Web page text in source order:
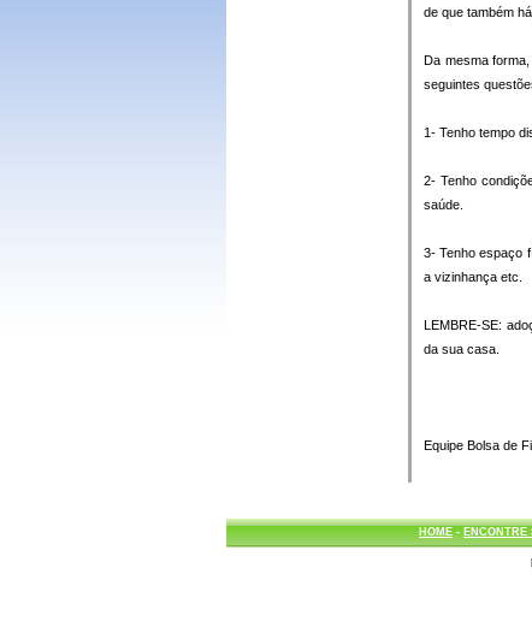
de que também
Da mesma
seguintes
1- Tenho tempo
2- Tenho
saúde.
3- Tenho espaço
a vizinhança etc.
LEMBRE-SE:
da sua casa.
Equipe Bolsa de
HOME-